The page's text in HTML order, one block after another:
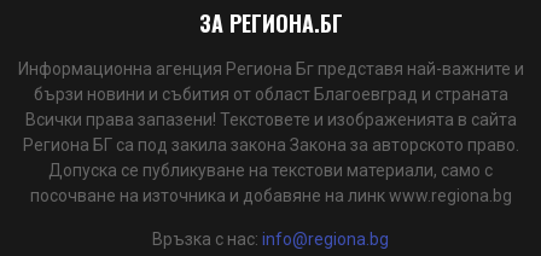
ЗА РЕГИОНА.БГ
Информационна агенция Региона Бг представя най-важните и
бързи новини и събития от област Благоевград и страната
Всички права запазени! Текстовете и изображенията в сайта
Региона БГ са под закила закона Закона за авторското право.
Допуска се публикуване на текстови материали, само с
посочване на източника и добавяне на линк www.regiona.bg
Връзка с нас: info@regiona.bg